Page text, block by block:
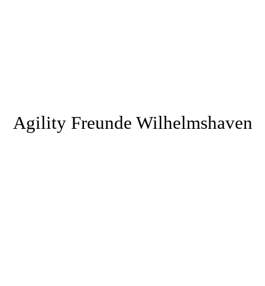
Agility Freunde Wilhelmshaven